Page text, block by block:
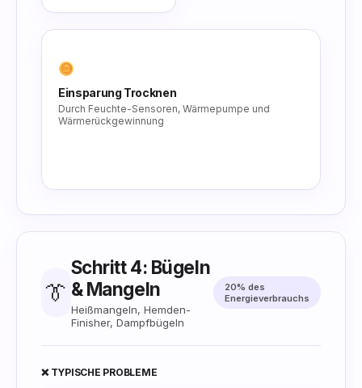
Einsparung Trocknen
Durch Feuchte-Sensoren, Wärmepumpe und
Wärmerückgewinnung
👔
Schritt 4: Bügeln
& Mangeln
Heißmangeln, Hemden-
Finisher, Dampfbügeln
20% des
Energieverbrauchs
❌ TYPISCHE PROBLEME